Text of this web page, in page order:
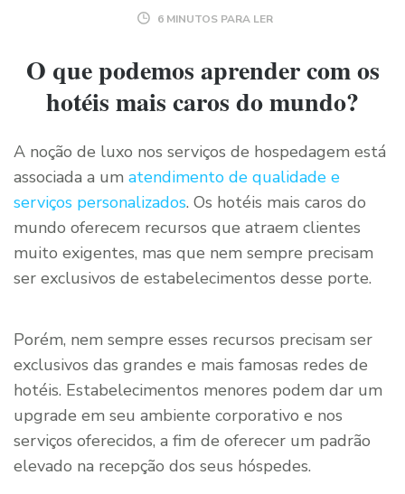
6 MINUTOS PARA LER
O que podemos aprender com os
hotéis mais caros do mundo?
A noção de luxo nos serviços de hospedagem está
associada a um atendimento de qualidade e
serviços personalizados. Os hotéis mais caros do
mundo oferecem recursos que atraem clientes
muito exigentes, mas que nem sempre precisam
ser exclusivos de estabelecimentos desse porte.
Porém, nem sempre esses recursos precisam ser
exclusivos das grandes e mais famosas redes de
hotéis. Estabelecimentos menores podem dar um
upgrade em seu ambiente corporativo e nos
serviços oferecidos, a fim de oferecer um padrão
elevado na recepção dos seus hóspedes.